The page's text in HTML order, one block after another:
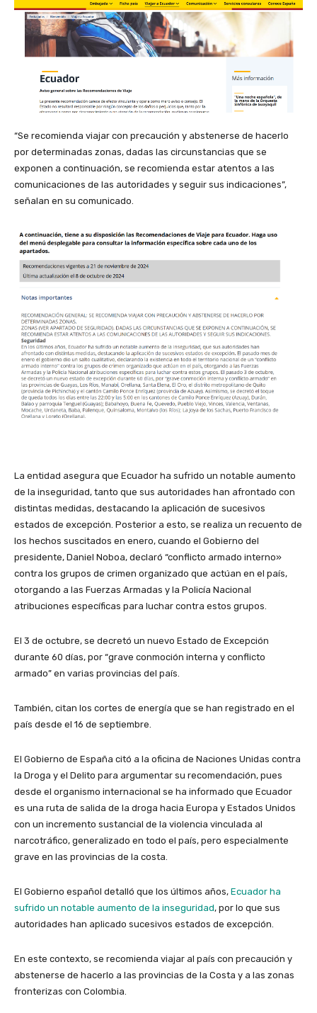
“Se recomienda viajar con precaución y abstenerse de hacerlo
por determinadas zonas, dadas las circunstancias que se
exponen a continuación, se recomienda estar atentos a las
comunicaciones de las autoridades y seguir sus indicaciones”,
señalan en su comunicado.
La entidad asegura que Ecuador ha sufrido un notable aumento
de la inseguridad, tanto que sus autoridades han afrontado con
distintas medidas, destacando la aplicación de sucesivos
estados de excepción. Posterior a esto, se realiza un recuento de
los hechos suscitados en enero, cuando el Gobierno del
presidente, Daniel Noboa, declaró “conflicto armado interno»
contra los grupos de crimen organizado que actúan en el país,
otorgando a las Fuerzas Armadas y la Policía Nacional
atribuciones específicas para luchar contra estos grupos.
El 3 de octubre, se decretó un nuevo Estado de Excepción
durante 60 días, por “grave conmoción interna y conflicto
armado” en varias provincias del país.
También, citan los cortes de energía que se han registrado en el
país desde el 16 de septiembre.
El Gobierno de España citó a la oficina de Naciones Unidas contra
la Droga y el Delito para argumentar su recomendación, pues
desde el organismo internacional se ha informado que Ecuador
es una ruta de salida de la droga hacia Europa y Estados Unidos
con un incremento sustancial de la violencia vinculada al
narcotráfico, generalizado en todo el país, pero especialmente
grave en las provincias de la costa.
El Gobierno español detalló que los últimos años, Ecuador ha
sufrido un notable aumento de la inseguridad, por lo que sus
autoridades han aplicado sucesivos estados de excepción.
En este contexto, se recomienda viajar al país con precaución y
abstenerse de hacerlo a las provincias de la Costa y a las zonas
fronterizas con Colombia.